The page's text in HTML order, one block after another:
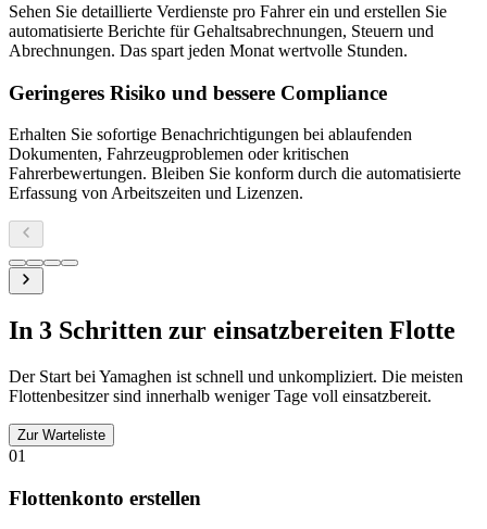
Sehen Sie detaillierte Verdienste pro Fahrer ein und erstellen Sie
automatisierte Berichte für Gehaltsabrechnungen, Steuern und
Abrechnungen. Das spart jeden Monat wertvolle Stunden.
Geringeres Risiko und bessere Compliance
Erhalten Sie sofortige Benachrichtigungen bei ablaufenden
Dokumenten, Fahrzeugproblemen oder kritischen
Fahrerbewertungen. Bleiben Sie konform durch die automatisierte
Erfassung von Arbeitszeiten und Lizenzen.
In 3 Schritten zur einsatzbereiten Flotte
Der Start bei Yamaghen ist schnell und unkompliziert. Die meisten
Flottenbesitzer sind innerhalb weniger Tage voll einsatzbereit.
Zur Warteliste
01
Flottenkonto erstellen